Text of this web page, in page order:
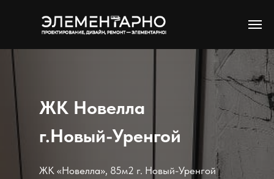
ЖК Новелла
г.Новый-Уренгой
ЖК «Новелла», 85м2 г. Новый-Уренгой